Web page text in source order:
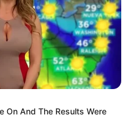
kehadiran SU 35 dan
n 295 dapat dilengkapi
jadi awacs
09/04/2020
A320 neo
On And The Results Were